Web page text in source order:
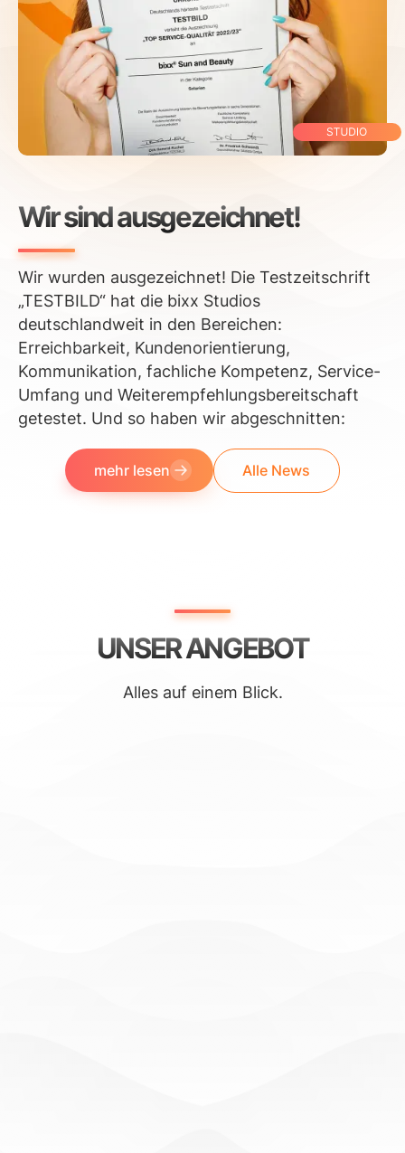
Wir sind ausgezeichnet!
Wir wurden ausgezeichnet! Die Testzeitschrift
„TESTBILD“ hat die bixx Studios
deutschlandweit in den Bereichen:
Erreichbarkeit, Kundenorientierung,
Kommunikation, fachliche Kompetenz, Service-
Umfang und Weiterempfehlungsbereitschaft
getestet. Und so haben wir abgeschnitten:
mehr lesen Alle News
UNSER ANGEBOT
Alles auf einem Blick.